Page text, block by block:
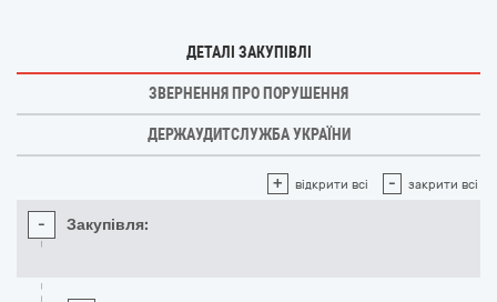
ДЕТАЛІ ЗАКУПІВЛІ
ЗВЕРНЕННЯ ПРО ПОРУШЕННЯ
ДЕРЖАУДИТСЛУЖБА УКРАЇНИ
+ відкрити всі - закрити всі
- Закупівля: